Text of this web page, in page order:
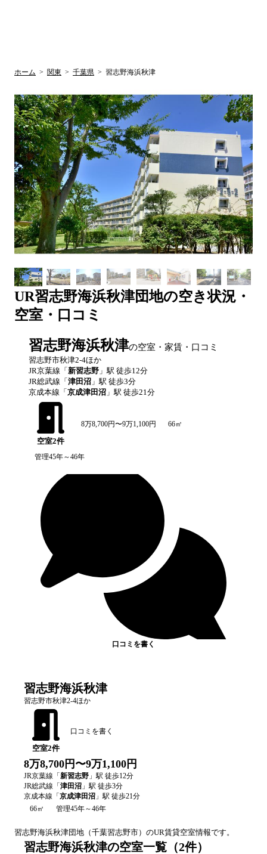
ホーム > 関東 > 千葉県 > 習志野海浜秋津
UR習志野海浜秋津団地の空き状況・
空室・口コミ
習志野海浜秋津の空室・家賃・口コミ
習志野市秋津2-4ほか
JR京葉線 「 新習志野 」駅 徒歩12分
JR総武線 「 津田沼 」駅 徒歩3分
京成本線 「 京成津田沼 」駅 徒歩21分
空室2件
8万8,700円〜9万1,100円 66㎡
管理45年～46年
口コミを書く
習志野海浜秋津
習志野市秋津2-4ほか
空室2件
口コミを書く
8万8,700円〜9万1,100円
JR京葉線 「新習志野 」駅 徒歩12分
JR総武線 「津田沼 」駅 徒歩3分
京成本線 「京成津田沼 」駅 徒歩21分
66㎡
管理45年～46年
習志野海浜秋津団地（千葉習志野市）のUR賃貸空室情報です。
習志野海浜秋津の空室一覧 （2件）